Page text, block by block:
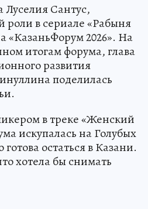
Луселия Сантус,
роли в сериале «Рабыня
«КазаньФорум 2026». На
итогам форума, глава
развития
поделилась
в треке «Женский
искупалась на Голубых
готова остаться в Казани.
хотела бы снимать